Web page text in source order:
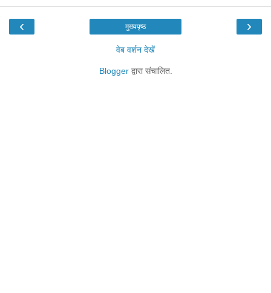
‹ ›
मुख्यपृष्ठ
वेब वर्शन देखें
Bloggerद्वारा संचालित.